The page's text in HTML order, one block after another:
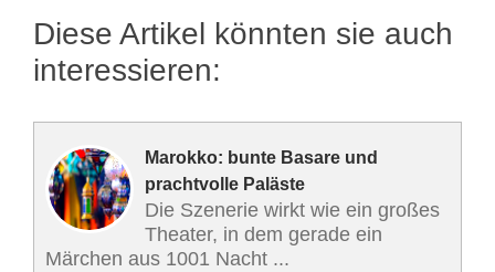
Diese Artikel könnten sie auch
interessieren:
Marokko: bunte Basare und
prachtvolle Paläste
Die Szenerie wirkt wie ein großes
Theater, in dem gerade ein
Märchen aus 1001 Nacht ...